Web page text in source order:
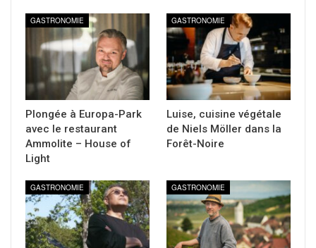
GASTRONOMIE
Plongée à Europa-Park
avec le restaurant
Ammolite – House of
Light
GASTRONOMIE
Luise, cuisine végétale
de Niels Möller dans la
Forêt-Noire
GASTRONOMIE GASTRONOMIE